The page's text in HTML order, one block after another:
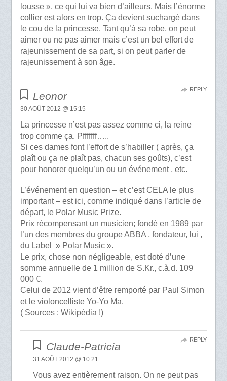
lousse », ce qui lui va bien d’ailleurs. Mais l’énorme
collier est alors en trop. Ça devient suchargé dans
le cou de la princesse. Tant qu’à sa robe, on peut
aimer ou ne pas aimer mais c’est un bel effort de
rajeunissement de sa part, si on peut parler de
rajeunissement à son âge.
Leonor
30 AOÛT 2012 @ 15:15
La princesse n’est pas assez comme ci, la reine
trop comme ça. Pfffffff…..
Si ces dames font l’effort de s’habiller ( après, ça
plaît ou ça ne plaît pas, chacun ses goûts), c’est
pour honorer quelqu’un ou un événement , etc.
L’événement en question – et c’est CELA le plus
important – est ici, comme indiqué dans l’article de
départ, le Polar Music Prize.
Prix récompensant un musicien; fondé en 1989 par
l’un des membres du groupe ABBA , fondateur, lui ,
du Label » Polar Music ».
Le prix, chose non négligeable, est doté d’une
somme annuelle de 1 million de S.Kr., c.à.d. 109
000 €.
Celui de 2012 vient d’être remporté par Paul Simon
et le violoncelliste Yo-Yo Ma.
( Sources : Wikipédia !)
REPLY
Claude-Patricia
31 AOÛT 2012 @ 10:21
Vous avez entièrement raison. On ne peut pas
REPLY